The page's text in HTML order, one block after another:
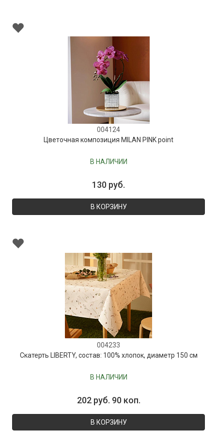
004124
Цветочная композиция MILAN PINK point
В НАЛИЧИИ
130 руб.
В КОРЗИНУ
004233
Скатерть LIBERTY, состав: 100% хлопок, диаметр 150 см
В НАЛИЧИИ
202 руб. 90 коп.
В КОРЗИНУ